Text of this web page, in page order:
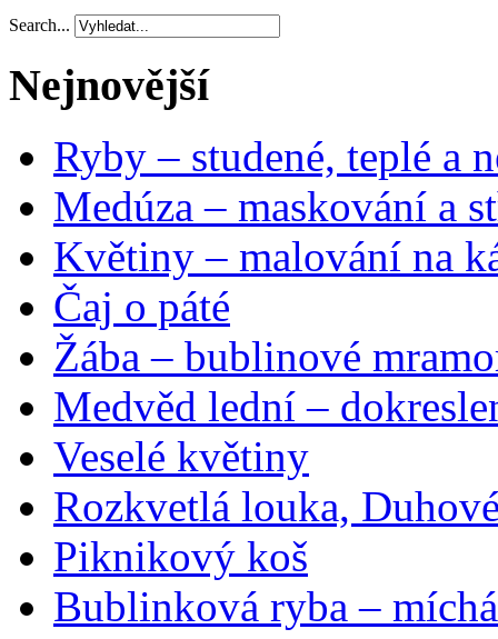
Search...
Nejnovější
Ryby – studené, teplé a
Medúza – maskování a
Květiny – malování na
Čaj o páté
Žába – bublinové
Medvěd lední –
Veselé květiny
Rozkvetlá louka,
Piknikový koš
Bublinková ryba –